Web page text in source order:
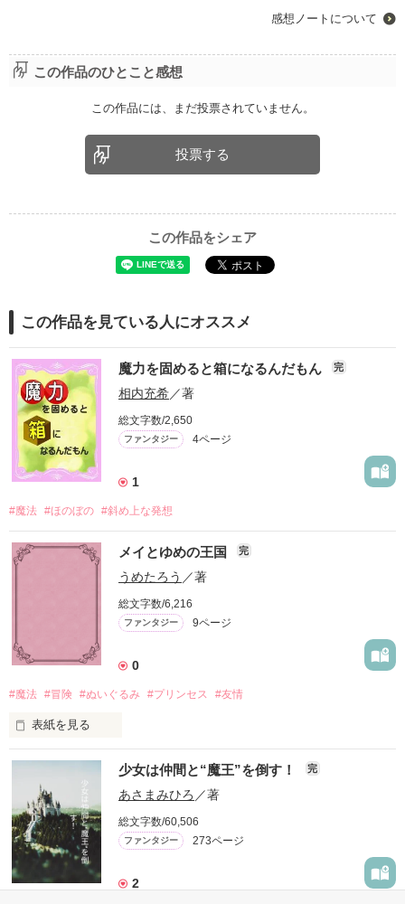
感想ノートについて
この作品のひとこと感想
この作品には、まだ投票されていません。
投票する
この作品をシェア
この作品を見ている人にオススメ
魔力を固めると箱になるんだもん 完
相内充希／著
総文字数/2,650
ファンタジー 4ページ
1
#魔法 #ほのぼの #斜め上な発想
メイとゆめの王国 完
うめたろう ／著
総文字数/6,216
ファンタジー 9ページ
0
#魔法 #冒険 #ぬいぐるみ #プリンセス #友情
表紙を見る
いつもの公園でメイがであったのは、
しゃべってうごくねこのぬいぐるみ。
ひろったおとしものをとどけようとしたメイは、
少女は仲間と“魔王”を倒す！ 完
あさまみひろ ／著
総文字数/60,506
ファンタジー 273ページ
2